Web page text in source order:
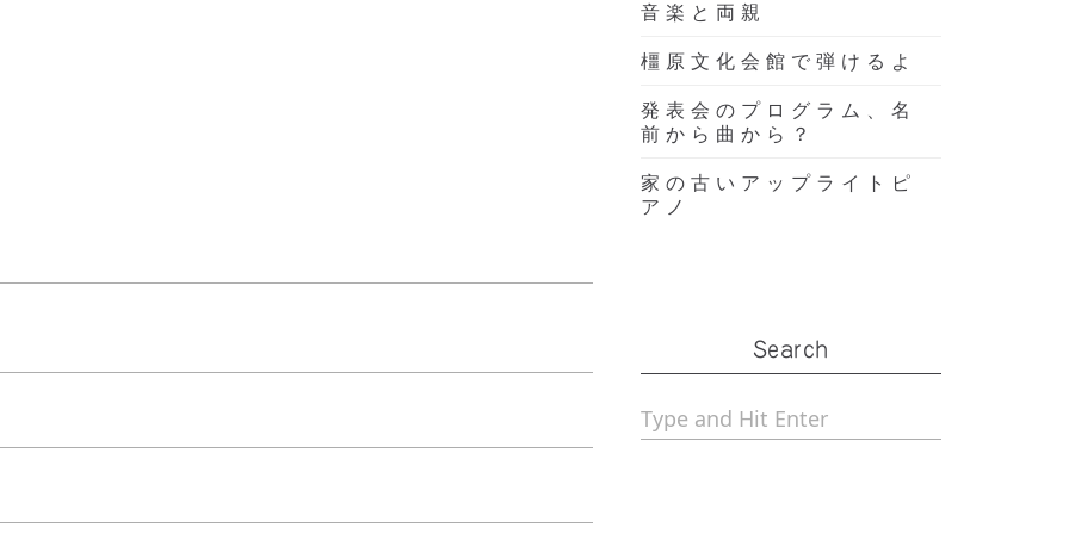
音楽と両親
橿原文化会館で弾けるよ
発表会のプログラム、名
前から曲から？
家の古いアップライトピ
アノ
Search